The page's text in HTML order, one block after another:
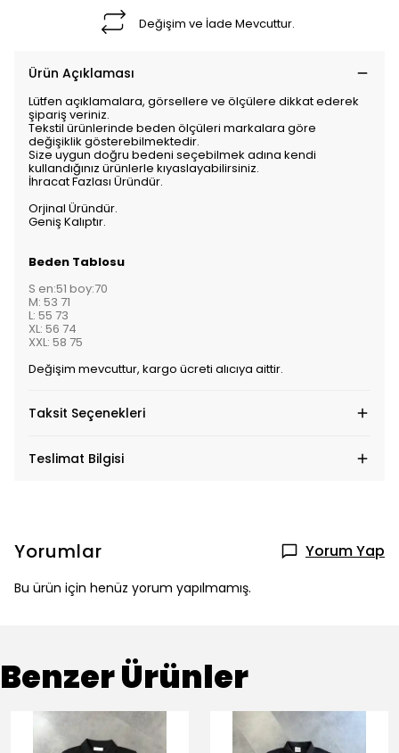
Değişim ve İade Mevcuttur.
Ürün Açıklaması
Lütfen açıklamalara, görsellere ve ölçülere dikkat ederek
şipariş veriniz.
Tekstil ürünlerinde beden ölçüleri markalara göre
değişiklik gösterebilmektedir.
Size uygun doğru bedeni seçebilmek adına kendi
kullandığınız ürünlerle kıyaslayabilirsiniz.
İhracat Fazlası Üründür.
Orjinal Üründür.
Geniş Kalıptır.
Beden Tablosu
S en:51 boy:70
M: 53 71
L: 55 73
XL: 56 74
XXL: 58 75
Değişim mevcuttur, kargo ücreti alıcıya aittir.
Taksit Seçenekleri
Teslimat Bilgisi
Yorumlar Yorum Yap
Bu ürün için henüz yorum yapılmamış.
Benzer Ürünler